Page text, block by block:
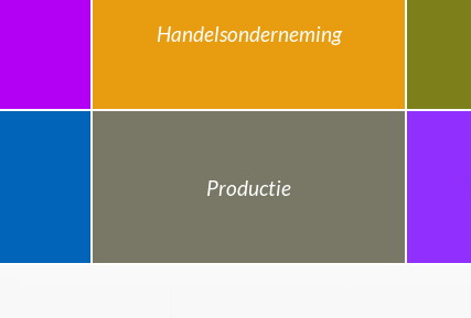
Handelsonderneming
Productie